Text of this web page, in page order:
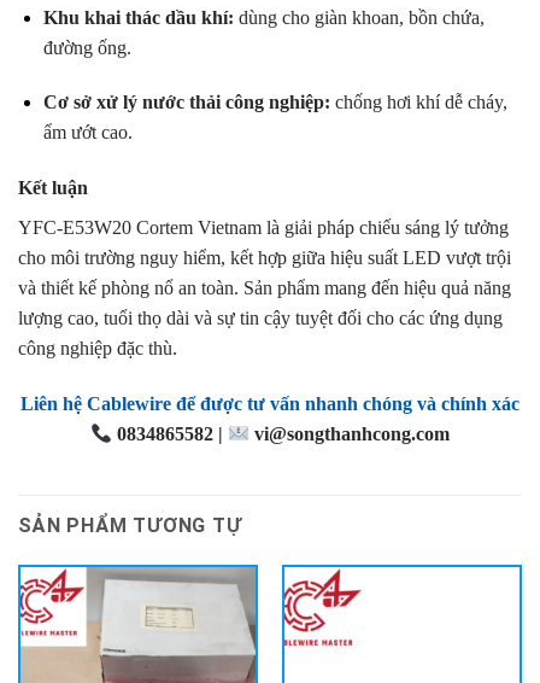
Khu khai thác dầu khí: dùng cho giàn khoan, bồn chứa,
đường ống.
Cơ sở xử lý nước thải công nghiệp: chống hơi khí dễ cháy,
ẩm ướt cao.
Kết luận
YFC-E53W20 Cortem Vietnam là giải pháp chiếu sáng lý tưởng
cho môi trường nguy hiểm, kết hợp giữa hiệu suất LED vượt trội
và thiết kế phòng nổ an toàn. Sản phẩm mang đến hiệu quả năng
lượng cao, tuổi thọ dài và sự tin cậy tuyệt đối cho các ứng dụng
công nghiệp đặc thù.
Liên hệ Cablewire để được tư vấn nhanh chóng và chính xác
0834865582 |
vi@songthanhcong.com
SẢN PHẨM TƯƠNG TỰ